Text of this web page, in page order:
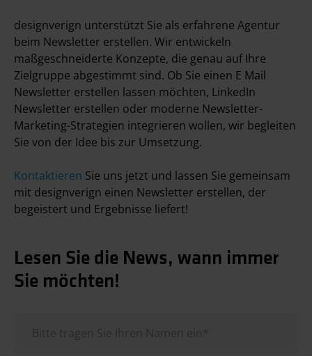
designverign unterstützt Sie als erfahrene Agentur
beim Newsletter erstellen. Wir entwickeln
maßgeschneiderte Konzepte, die genau auf Ihre
Zielgruppe abgestimmt sind. Ob Sie einen E Mail
Newsletter erstellen lassen möchten, LinkedIn
Newsletter erstellen oder moderne Newsletter-
Marketing-Strategien integrieren wollen, wir begleiten
Sie von der Idee bis zur Umsetzung.
Kontaktieren Sie uns jetzt und lassen Sie gemeinsam
mit designverign einen Newsletter erstellen, der
begeistert und Ergebnisse liefert!
Lesen Sie die News, wann immer
Sie möchten!